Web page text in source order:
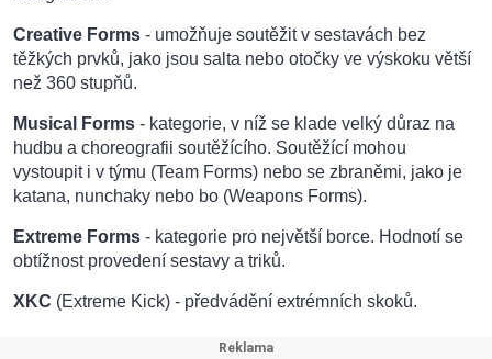
Creative Forms - umožňuje soutěžit v sestavách bez
těžkých prvků, jako jsou salta nebo otočky ve výskoku větší
než 360 stupňů.
Musical Forms - kategorie, v níž se klade velký důraz na
hudbu a choreografii soutěžícího. Soutěžící mohou
vystoupit i v týmu (Team Forms) nebo se zbraněmi, jako je
katana, nunchaky nebo bo (Weapons Forms).
Extreme Forms - kategorie pro největší borce. Hodnotí se
obtížnost provedení sestavy a triků.
XKC (Extreme Kick) - předvádění extrémních skoků.